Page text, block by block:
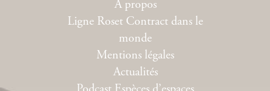
A propos
Ligne Roset Contract dans le
monde
Mentions légales
Actualités